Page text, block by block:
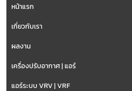
หน้าแรก
เกี่ยวกับเรา
ผลงาน
เครื่องปรับอากาศ | แอร์
แอร์ระบบ VRV | VRF